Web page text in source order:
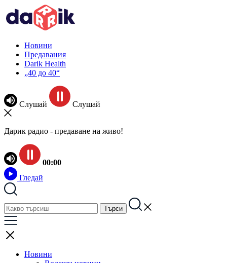
Новини
Предавания
Darik Health
„40 до 40“
Слушай Слушай
Дарик радио - предаване на живо!
00:00
Гледай
Новини